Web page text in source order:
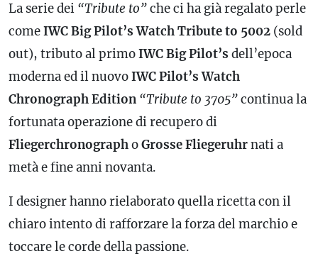
La serie dei “Tribute to”che ci ha già regalato perle
comeIWC Big Pilot’s Watch Tribute to 5002 (sold
out), tributo al primoIWC Big Pilot’s dell’epoca
moderna ed il nuovoIWC Pilot’s Watch
Chronograph Edition “Tribute to 3705”continua la
fortunata operazione di recupero di
FliegerchronographoGrosse Fliegeruhrnati a
metà e fine anni novanta.
I designer hanno rielaborato quella ricetta con il
chiaro intento di rafforzare la forza del marchio e
toccare le corde della passione.